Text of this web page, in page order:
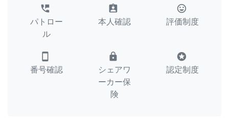
perm_phone_msg
パトロー
ル
assignment_ind
本人確認
tag_faces
評価制度
smartphone
番号確認
lock
シェアワ
ーカー保
険
stars
認定制度